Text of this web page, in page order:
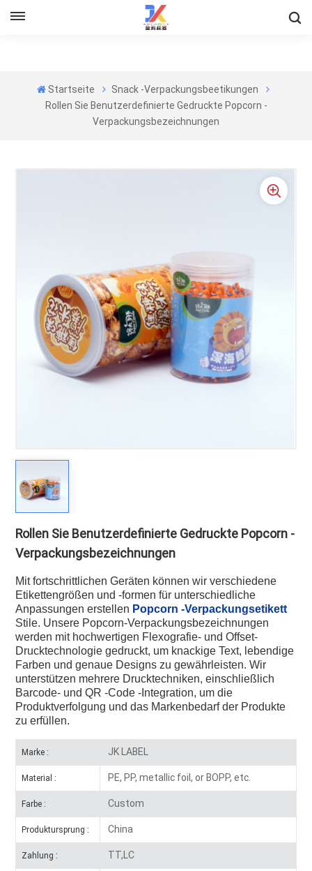
Startseite
Snack -Verpackungsbeetikungen
Rollen Sie Benutzerdefinierte Gedruckte Popcorn -
Verpackungsbezeichnungen
Rollen Sie Benutzerdefinierte Gedruckte Popcorn -
Verpackungsbezeichnungen
Mit fortschrittlichen Geräten können wir verschiedene
Etikettengrößen und -formen für unterschiedliche
Anpassungen erstellen Popcorn -Verpackungsetikett
Stile. Unsere Popcorn-Verpackungsbezeichnungen
werden mit hochwertigen Flexografie- und Offset-
Drucktechnologie gedruckt, um knackige Text, lebendige
Farben und genaue Designs zu gewährleisten. Wir
unterstützen mehrere Drucktechniken, einschließlich
Barcode- und QR -Code -Integration, um die
Produktverfolgung und das Markenbedarf der Produkte
zu erfüllen.
Marke : JK LABEL
Material : PE, PP, metallic foil, or BOPP, etc.
Farbe : Custom
Produktursprung : China
Zahlung : TT,LC